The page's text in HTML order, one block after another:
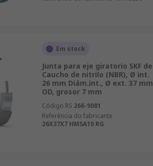
Em stock
Junta para eje giratorio SKF de
Caucho de nitrilo (NBR), Ø int.
26 mm Diám.int., Ø ext. 37 mm
OD, grosor 7 mm
Código RS 266-9081
Referência do fabricante
26X37X7 HMSA10 RG